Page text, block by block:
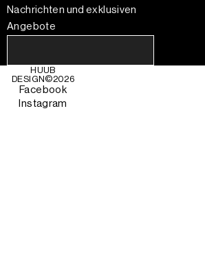
Nachrichten und exklusiven
Angebote
HUUB
DESIGN©2026
Facebook
Instagram